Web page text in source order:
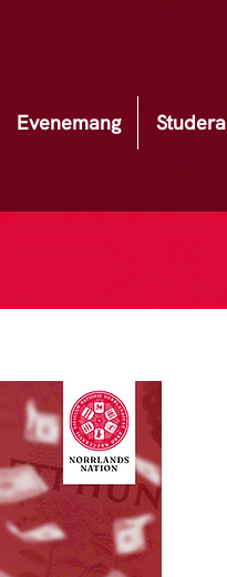
Evenemang Studera